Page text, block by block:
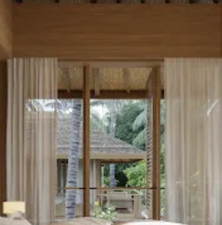
creativiteit tot kleur, balans en visie.
naar één. Ook in 2026 maken wij
wekelijks de beste verhalen voor jou
de inte